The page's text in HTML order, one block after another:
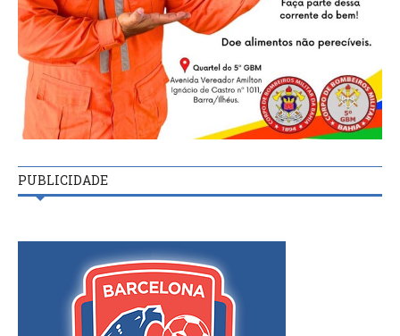
PUBLICIDADE